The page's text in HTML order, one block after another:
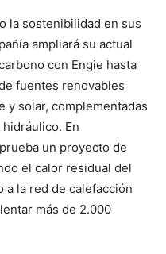
la sostenibilidad en sus
ampliará su actual
con Engie hasta
fuentes renovables
y solar, complementadas
En
un proyecto de
el calor residual del
a la red de calefacción
más de 2.000